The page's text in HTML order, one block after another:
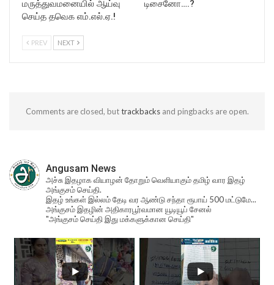
மருத்துவமனையில் ஆய்வு
செய்த தவெக எம்.எல்.ஏ.!
டிசைனோ….?
PREV NEXT
Comments are closed, buttrackbacksand pingbacks are open.
Angusam News
அச்சு இதழாக வியாழன் தோறும் வெளியாகும் தமிழ் வார இதழ்
அங்குசம் செய்தி.
இதழ் உங்கள் இல்லம் தேடி வர ஆண்டு சந்தா ரூபாய் 500 மட்டுமே...
அங்குசம் இதழின் அதிகாரபூர்வமான யூடியூப் சேனல்
"அங்குசம் செய்தி இது மக்களுக்கான செய்தி"